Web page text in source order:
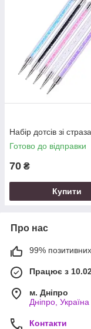
Набір дотсів зі
Готово до відправки
70 ₴
Купити
Про нас
99% позитивних
Працює з
м. Дніпро
Дніпро, Україна
Контакти